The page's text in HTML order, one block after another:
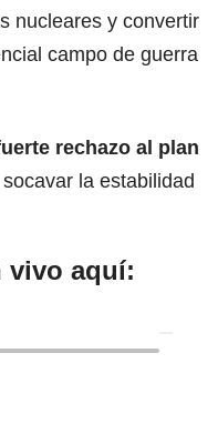
nucleares y convertir
campo de guerra
rechazo al plan
la estabilidad
vivo aquí: